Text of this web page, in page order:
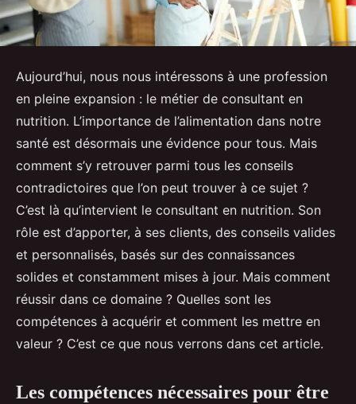
Aujourd’hui, nous nous intéressons à une profession
en pleine expansion : le métier de consultant en
nutrition. L’importance de l’alimentation dans notre
santé est désormais une évidence pour tous. Mais
comment s’y retrouver parmi tous les conseils
contradictoires que l’on peut trouver à ce sujet ?
C’est là qu’intervient le consultant en nutrition. Son
rôle est d’apporter, à ses clients, des conseils valides
et personnalisés, basés sur des connaissances
solides et constamment mises à jour. Mais comment
réussir dans ce domaine ? Quelles sont les
compétences à acquérir et comment les mettre en
valeur ? C’est ce que nous verrons dans cet article.
Les compétences nécessaires pour être